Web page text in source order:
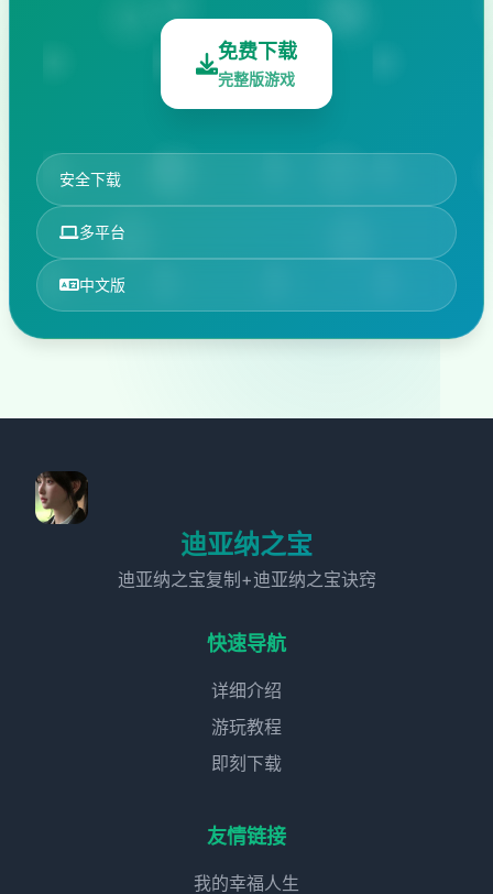
免费下载
完整版游戏
安全下载
多平台
中文版
迪亚纳之宝
迪亚纳之宝复制+迪亚纳之宝诀窍
快速导航
详细介绍
游玩教程
即刻下载
友情链接
我的幸福人生